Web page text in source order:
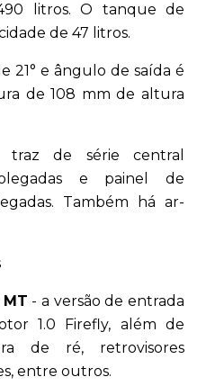
litros. O tanque de
de 47 litros.
21° e ângulo de saída é
de 108 mm de altura
de série central
e painel de
Também há ar-
- a versão de entrada
1.0 Firefly, além de
de ré, retrovisores
entre outros.